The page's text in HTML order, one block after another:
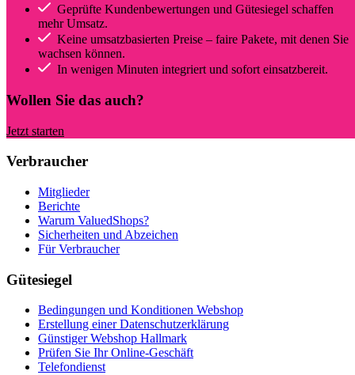
Geprüfte Kundenbewertungen und Gütesiegel schaffen
mehr Umsatz.
Keine umsatzbasierten Preise – faire Pakete, mit denen Sie
wachsen können.
In wenigen Minuten integriert und sofort einsatzbereit.
Wollen Sie das auch?
Jetzt starten
Verbraucher
Mitglieder
Berichte
Warum ValuedShops?
Sicherheiten und Abzeichen
Für Verbraucher
Gütesiegel
Bedingungen und Konditionen Webshop
Erstellung einer Datenschutzerklärung
Günstiger Webshop Hallmark
Prüfen Sie Ihr Online-Geschäft
Telefondienst